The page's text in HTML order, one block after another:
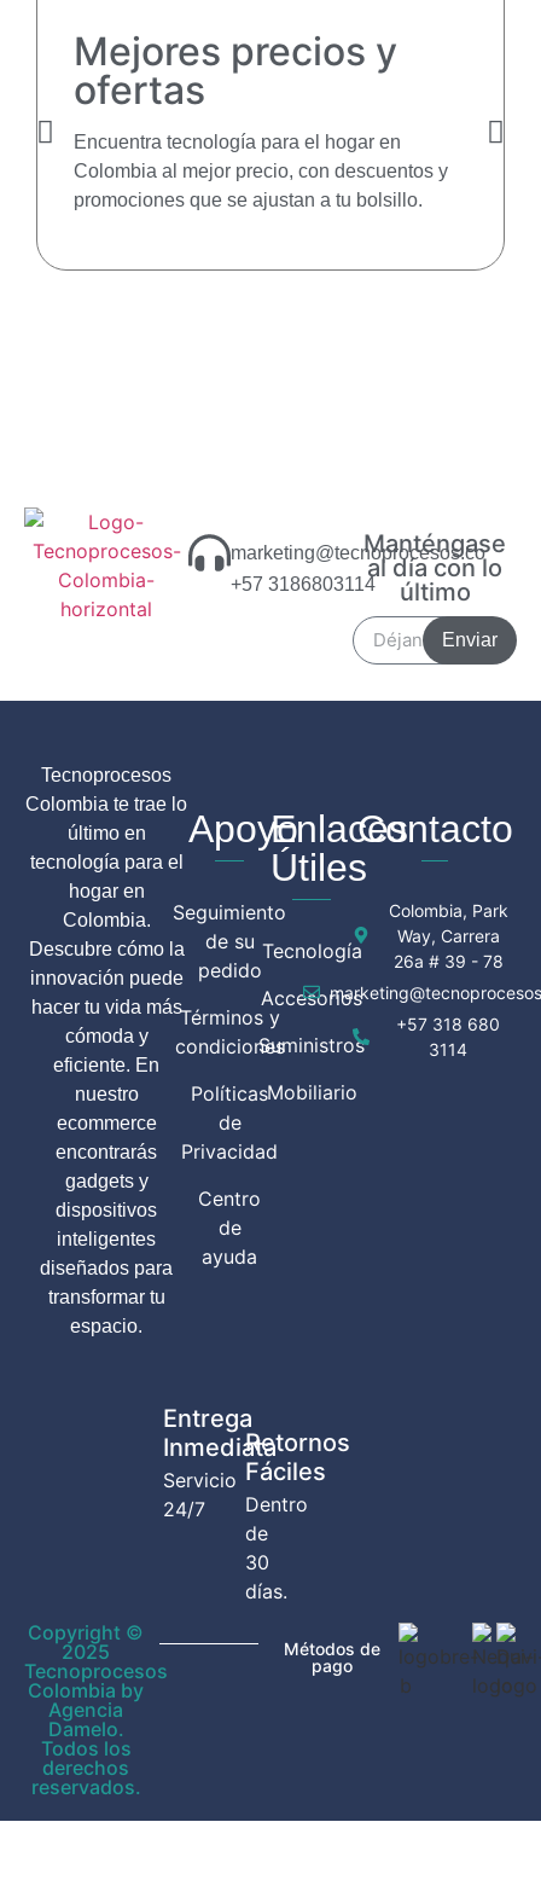
Mejores precios y
ofertas
Encuentra tecnología para el hogar en
Colombia al mejor precio, con descuentos y
promociones que se ajustan a tu bolsillo.
marketing@tecnoprocesos.co
+57 3186803114
Manténgase
al día con lo
último
Enviar
Tecnoprocesos
Colombia te trae lo
último en
tecnología para el
hogar en
Colombia.
Descubre cómo la
innovación puede
hacer tu vida más
cómoda y
eficiente. En
nuestro
ecommerce
encontrarás
gadgets y
dispositivos
inteligentes
diseñados para
transformar tu
espacio.
Entrega
Inmediata
Servicio
24/7
Retornos
Fáciles
Dentro
de
30
días.
Apoyo
Seguimiento
de su
pedido
Términos y
condiciones
Políticas
de
Privacidad
Centro
de
ayuda
Enlaces
Útiles
Tecnología
Accesorios
Suministros
Mobiliario
Contacto
Colombia, Park
Way, Carrera
26a # 39 - 78
+57 318 680
3114
Copyright ©
2025
Tecnoprocesos
Colombia by
Agencia
Damelo.
Todos los
derechos
reservados.
Métodos de
pago